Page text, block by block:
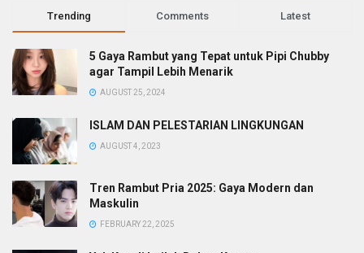
Trending Comments Latest
5 Gaya Rambut yang Tepat untuk Pipi Chubby
agar Tampil Lebih Menarik
AUGUST 25, 2024
ISLAM DAN PELESTARIAN LINGKUNGAN
AUGUST 4, 2023
Tren Rambut Pria 2025: Gaya Modern dan
Maskulin
FEBRUARY 22, 2025